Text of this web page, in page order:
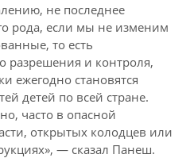
не последнее
рода, если мы не изменим
то есть
разрешения и контроля,
ежегодно становятся
детей по всей стране.
часто в опасной
открытых колодцев или
— сказал Панеш.